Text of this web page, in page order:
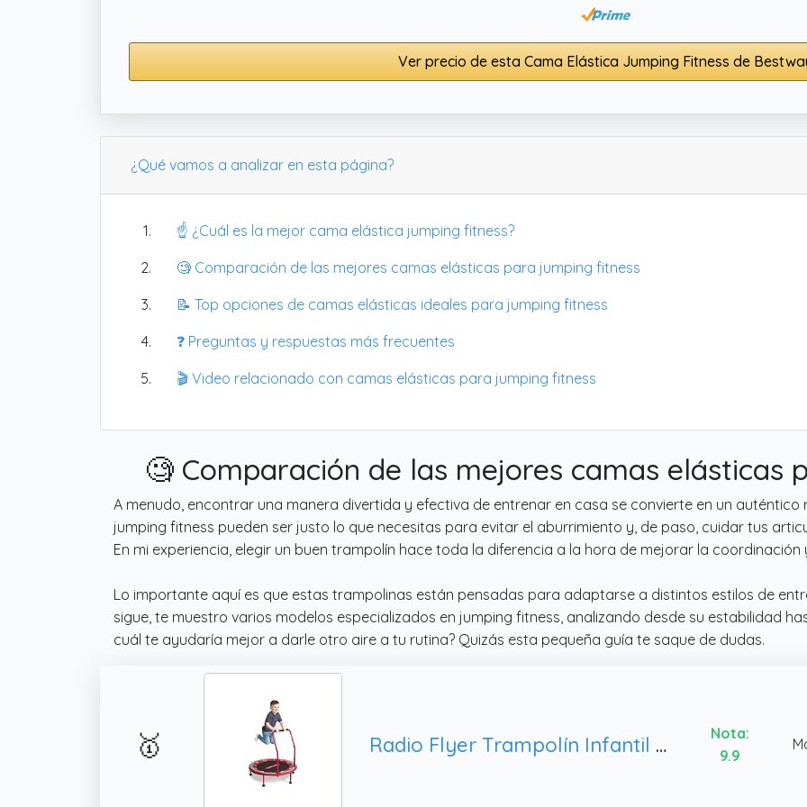
Ver precio de esta Cama Elástica Jumping Fitness de
¿Qué vamos a analizar en esta página?
☝️ ¿Cuál es la mejor cama elástica jumping fitness?
🧐 Comparación de las mejores camas elásticas para jumping fitness
📝 Top opciones de camas elásticas ideales para jumping fitness
❓ Preguntas y respuestas más frecuentes
🎬 Video relacionado con camas elásticas para jumping fitness
🧐 Comparación de las mejores camas elásticas
A menudo, encontrar una manera divertida y efectiva de entrenar en casa se convierte en un
jumping fitness pueden ser justo lo que necesitas para evitar el aburrimiento y, de paso, cuidar tus
En mi experiencia, elegir un buen trampolín hace toda la diferencia a la hora de mejorar la coordinación
Lo importante aquí es que estas trampolinas están pensadas para adaptarse a distintos estilos de
sigue, te muestro varios modelos especializados en jumping fitness, analizando desde su estabilidad
cuál te ayudaría mejor a darle otro aire a tu rutina? Quizás esta pequeña guía te saque de dudas.
🥇 Radio Flyer Trampolín Infantil 2 en 1 para niños, minitrampolín Rojo para niños pequeños. para Edades de 3 a 6 años
Nota:
9.9